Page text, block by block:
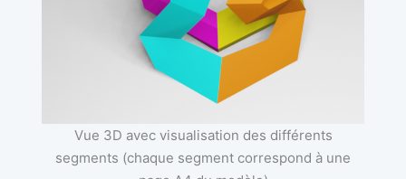
Vue 3D avec visualisation des différents
segments (chaque segment correspond à une